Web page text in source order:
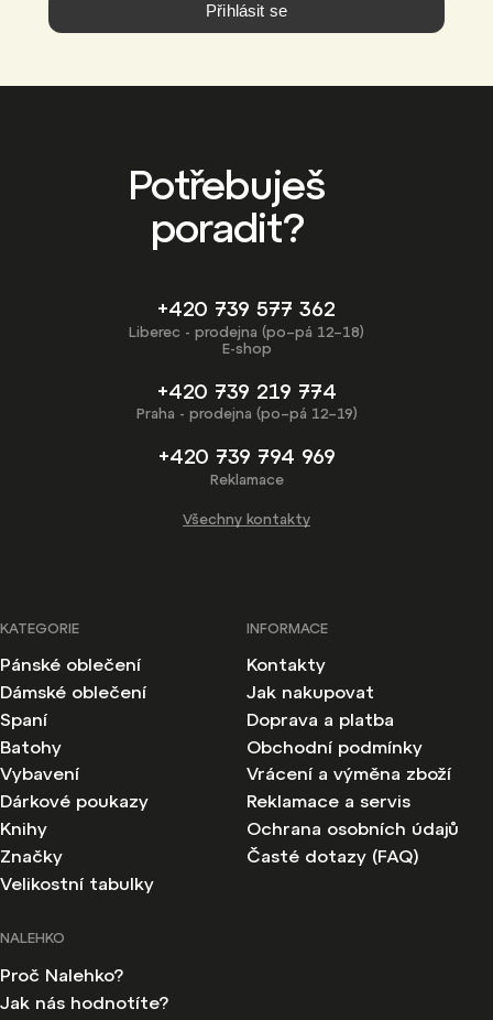
Přihlásit se
Potřebuješ
poradit?
+420 739 577 362
Liberec - prodejna (po–pá 12–18)
E-shop
+420 739 219 774
Praha - prodejna (po–pá 12–19)
+420 739 794 969
Reklamace
Všechny kontakty
KATEGORIE
Pánské oblečení
Dámské oblečení
Spaní
Batohy
Vybavení
Dárkové poukazy
Knihy
Značky
Velikostní tabulky
INFORMACE
Kontakty
Jak nakupovat
Doprava a platba
Obchodní podmínky
Vrácení a výměna zboží
Reklamace a servis
Ochrana osobních údajů
Časté dotazy (FAQ)
NALEHKO
Proč Nalehko?
Jak nás hodnotíte?